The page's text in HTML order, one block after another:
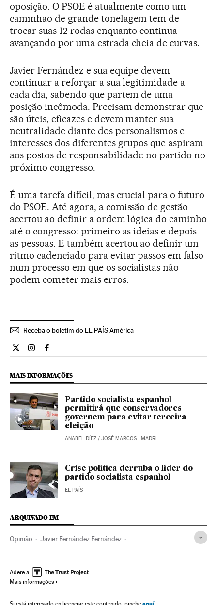
oposição. O PSOE é atualmente como um
caminhão de grande tonelagem tem de
trocar suas 12 rodas enquanto continua
avançando por uma estrada cheia de curvas.
Javier Fernández e sua equipe devem
continuar a reforçar a sua legitimidade a
cada dia, sabendo que partem de uma
posição incômoda. Precisam demonstrar que
são úteis, eficazes e devem manter sua
neutralidade diante dos personalismos e
interesses dos diferentes grupos que aspiram
aos postos de responsabilidade no partido no
próximo congresso.
É uma tarefa difícil, mas crucial para o futuro
do PSOE. Até agora, a comissão de gestão
acertou ao definir a ordem lógica do caminho
até o congresso: primeiro as ideias e depois
as pessoas. E também acertou ao definir um
ritmo cadenciado para evitar passos em falso
num processo em que os socialistas não
podem cometer mais erros.
Receba o boletim do EL PAÍS América
Opiniao El País Brasil en Twitter
Opiniao El País Brasil en Instagram
Opiniao El País Brasil en Facebook
MAIS INFORMAÇÕES
Partido socialista espanhol
permitirá que conservadores
governem para evitar terceira
eleição
ANABEL DÍEZ / JOSÉ MARCOS | MADRI
Crise política derruba o líder do
partido socialista espanhol
EL PAÍS
ARQUIVADO EM
Opinião Javier Fernández Fernández
PSOE Partidos políticos
Adere a
Mais informações
aquí